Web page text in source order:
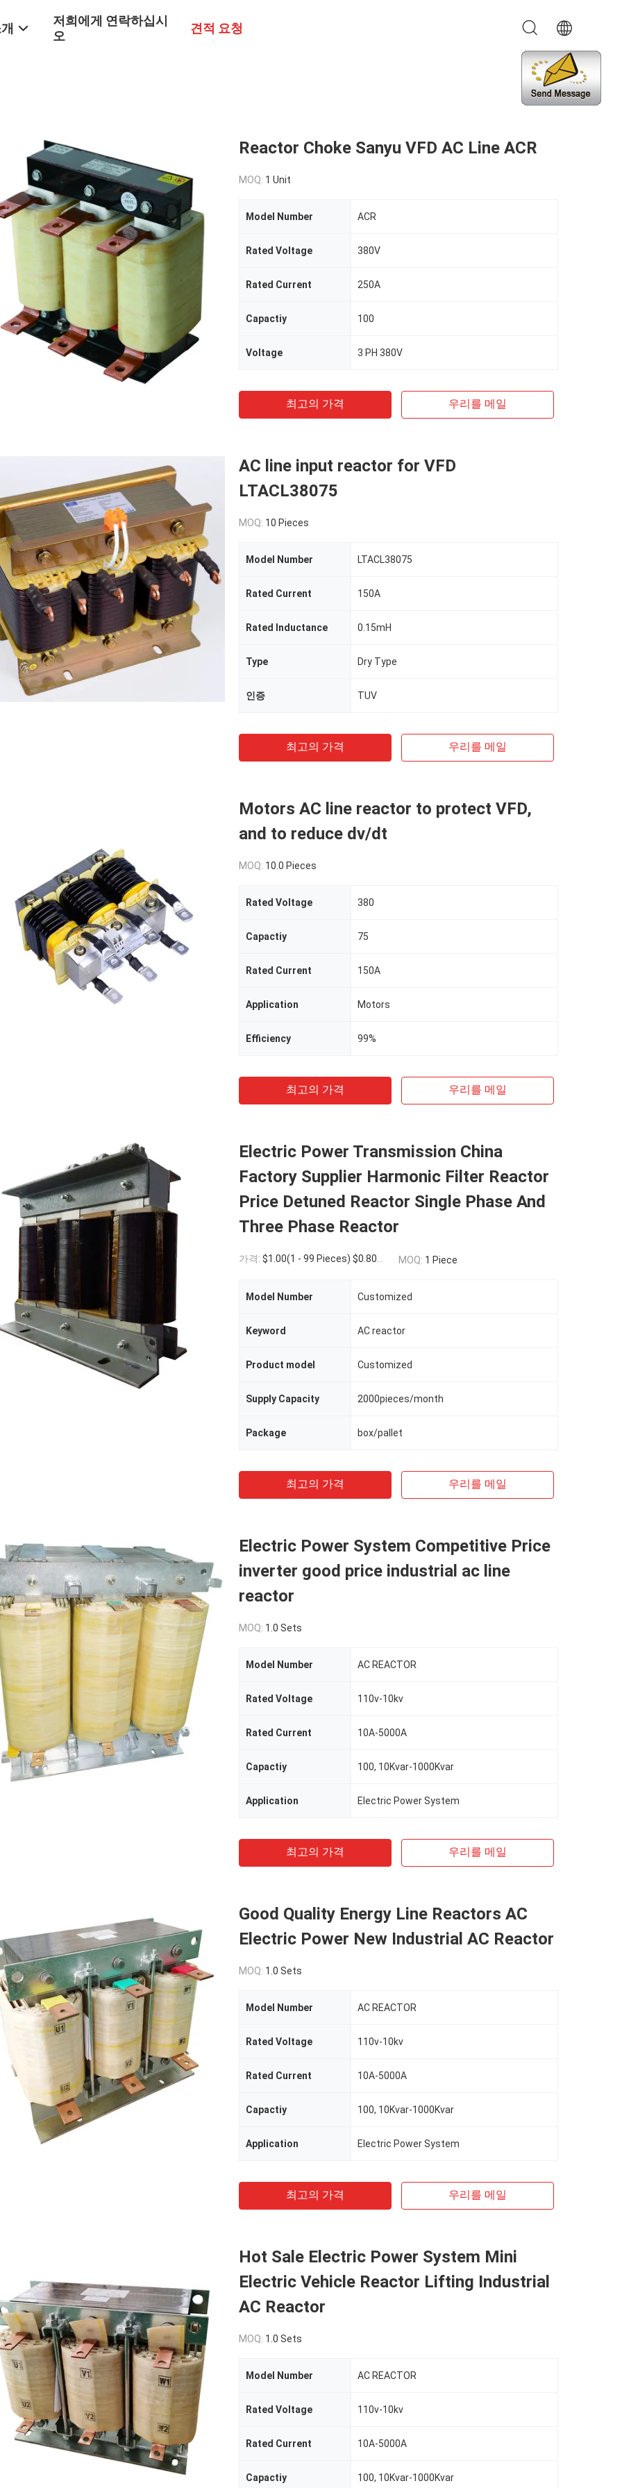
저희에게 연락하십시
오
견적 요청
Reactor Choke Sanyu VFD AC Line ACR
MOQ: 1 Unit
Model Number ACR
Rated Voltage 380V
Rated Current 250A
Capactiy 100
Voltage 3 PH 380V
최고의 가격 우리를 메일
AC line input reactor for VFD
LTACL38075
MOQ: 10 Pieces
Model Number LTACL38075
Rated Current 150A
Rated Inductance 0.15mH
Type Dry Type
인증 TUV
최고의 가격 우리를 메일
Motors AC line reactor to protect VFD,
and to reduce dv/dt
MOQ: 10.0 Pieces
Rated Voltage 380
Capactiy 75
Rated Current 150A
Application Motors
Efficiency 99%
최고의 가격 우리를 메일
Electric Power Transmission China
Factory Supplier Harmonic Filter Reactor
Price Detuned Reactor Single Phase And
Three Phase Reactor
가격: $1.00(1 - 99 Pieces) $0.80(100 - 999 Pieces) $0.30(>=1000 Pieces) MOQ: 1 Piece
Model Number Customized
Keyword AC reactor
Product model Customized
Supply Capacity 2000pieces/month
Package box/pallet
최고의 가격 우리를 메일
Electric Power System Competitive Price
inverter good price industrial ac line
reactor
MOQ: 1.0 Sets
Model Number AC REACTOR
Rated Voltage 110v-10kv
Rated Current 10A-5000A
Capactiy 100, 10Kvar-1000Kvar
Application Electric Power System
최고의 가격 우리를 메일
Good Quality Energy Line Reactors AC
Electric Power New Industrial AC Reactor
MOQ: 1.0 Sets
Model Number AC REACTOR
Rated Voltage 110v-10kv
Rated Current 10A-5000A
Capactiy 100, 10Kvar-1000Kvar
Application Electric Power System
최고의 가격 우리를 메일
Hot Sale Electric Power System Mini
Electric Vehicle Reactor Lifting Industrial
AC Reactor
MOQ: 1.0 Sets
Model Number AC REACTOR
Rated Voltage 110v-10kv
Rated Current 10A-5000A
Capactiy 100, 10Kvar-1000Kvar